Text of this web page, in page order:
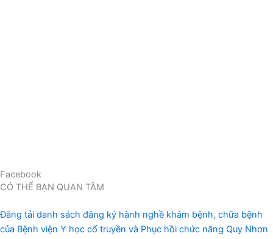
Facebook
CÓ THỂ BẠN QUAN TÂM
Đăng tải danh sách đăng ký hành nghề khám bệnh, chữa bệnh
của Bệnh viện Y học cổ truyền và Phục hồi chức năng Quy Nhơn